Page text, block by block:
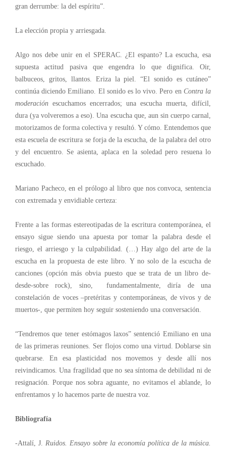
gran derrumbe: la del espíritu”.
La elección propia y arriesgada.
Algo nos debe unir en el SPERAC. ¿El espanto? La escucha, esa
supuesta actitud pasiva que engendra lo que dignifica. Oir,
balbuceos, gritos, llantos. Eriza la piel. “El sonido es cutáneo”
continúa diciendo Emiliano. El sonido es lo vivo. Pero en Contra la
moderación escuchamos encerrados; una escucha muerta, difícil,
dura (ya volveremos a eso). Una escucha que, aun sin cuerpo carnal,
motorizamos de forma colectiva y resultó. Y cómo. Entendemos que
esta escuela de escritura se forja de la escucha, de la palabra del otro
y del encuentro. Se asienta, aplaca en la soledad pero resuena lo
escuchado.
Mariano Pacheco, en el prólogo al libro que nos convoca, sentencia
con extremada y envidiable certeza:
Frente a las formas estereotipadas de la escritura contemporánea, el
ensayo sigue siendo una apuesta por tomar la palabra desde el
riesgo, el arriesgo y la culpabilidad. (…) Hay algo del arte de la
escucha en la propuesta de este libro. Y no solo de la escucha de
canciones (opción más obvia puesto que se trata de un libro de-
desde-sobre rock), sino, fundamentalmente, diría de una
constelación de voces –pretéritas y contemporáneas, de vivos y de
muertos-, que permiten hoy seguir sosteniendo una conversación.
“Tendremos que tener estómagos laxos” sentenció Emiliano en una
de las primeras reuniones. Ser flojos como una virtud. Doblarse sin
quebrarse. En esa plasticidad nos movemos y desde allí nos
reivindicamos. Una fragilidad que no sea síntoma de debilidad ni de
resignación. Porque nos sobra aguante, no evitamos el ablande, lo
enfrentamos y lo hacemos parte de nuestra voz.
Bibliografía
-Attalí, J. Ruidos. Ensayo sobre la economía política de la música.